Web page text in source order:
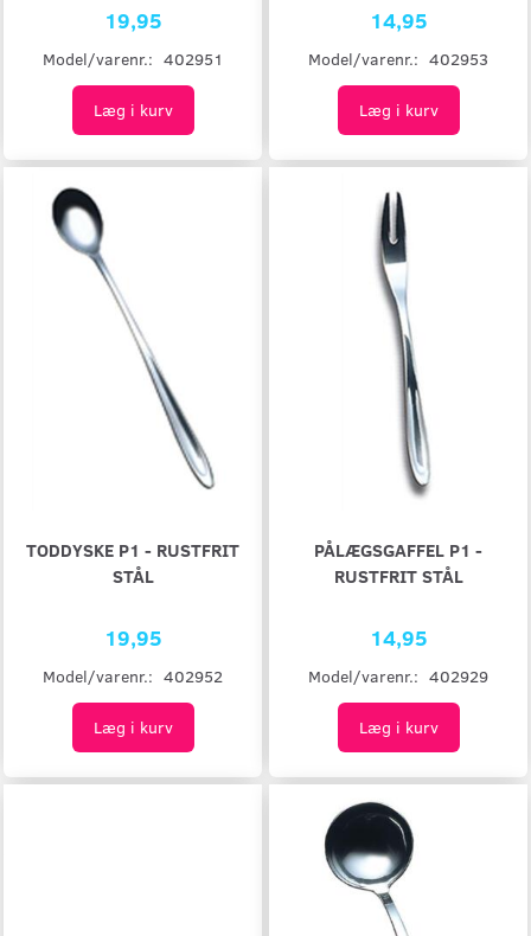
19,95
Model/varenr.: 402951
Læg i kurv
14,95
Model/varenr.: 402953
Læg i kurv
TODDYSKE P1 - RUSTFRIT
STÅL
19,95
Model/varenr.: 402952
Læg i kurv
PÅLÆGSGAFFEL P1 -
RUSTFRIT STÅL
14,95
Model/varenr.: 402929
Læg i kurv